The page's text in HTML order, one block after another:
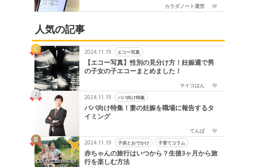
カラダノート運営
人気の記事
2024.11.19 エコー写真
【エコー写真】性別の見分け方！妊娠週で男
の子女の子エコーまとめました！
マイコはん
2024.11.19
パパ向け特集
パパ向け特集！妻の妊娠を職場に報告するタ
イミング
てんぱ
2024.11.19
子供とおでかけ 子育てコラム
赤ちゃんの旅行はいつから？生後3ヶ月から旅
行を楽しむ方法